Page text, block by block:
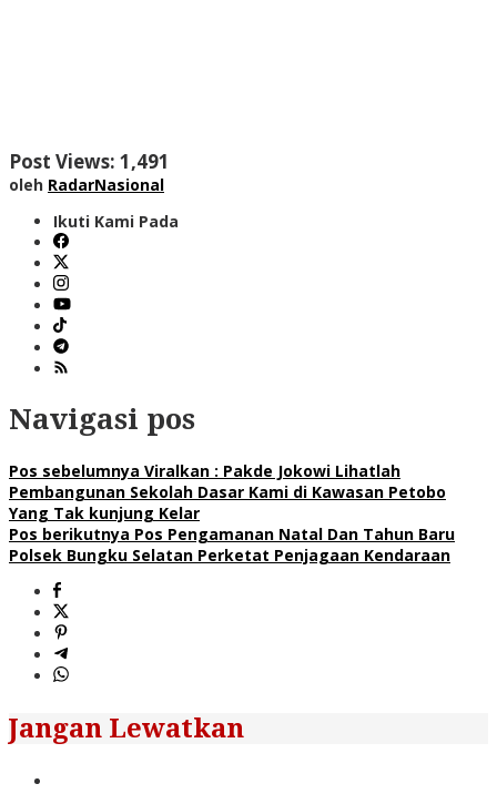
Post Views: 1,491
oleh RadarNasional
Ikuti Kami Pada
Navigasi pos
Pos sebelumnya Viralkan : Pakde Jokowi Lihatlah
Pembangunan Sekolah Dasar Kami di Kawasan Petobo
Yang Tak kunjung Kelar
Pos berikutnya Pos Pengamanan Natal Dan Tahun Baru
Polsek Bungku Selatan Perketat Penjagaan Kendaraan
Jangan Lewatkan